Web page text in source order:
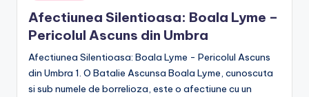
in
Afectiunea Silentioasa: Boala Lyme –
Pericolul Ascuns din Umbra
Afectiunea Silentioasa: Boala Lyme - Pericolul Ascuns
din Umbra 1. O Batalie Ascunsa Boala Lyme, cunoscuta
si sub numele de borrelioza, este o afectiune cu un